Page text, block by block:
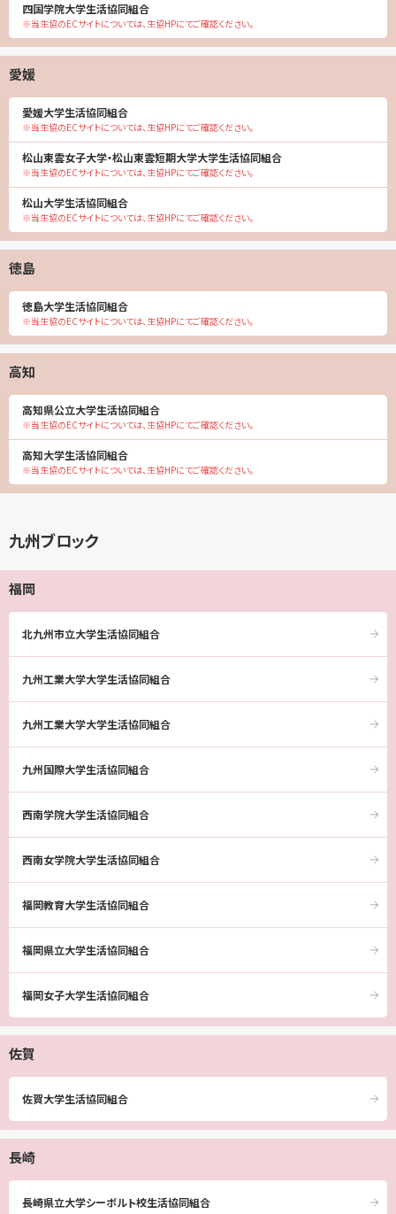
四国学院大学生活協同組合
※当生協のECサイトについては、生協HPにてご確認ください。
愛媛
愛媛大学生活協同組合
※当生協のECサイトについては、生協HPにてご確認ください。
松山東雲女子大学・松山東雲短期大学大学生活協同組合
※当生協のECサイトについては、生協HPにてご確認ください。
松山大学生活協同組合
※当生協のECサイトについては、生協HPにてご確認ください。
徳島
徳島大学生活協同組合
※当生協のECサイトについては、生協HPにてご確認ください。
高知
高知県公立大学生活協同組合
※当生協のECサイトについては、生協HPにてご確認ください。
高知大学生活協同組合
※当生協のECサイトについては、生協HPにてご確認ください。
九州ブロック
福岡
北九州市立大学生活協同組合
九州工業大学大学生活協同組合
九州工業大学大学生活協同組合
九州国際大学生活協同組合
西南学院大学生活協同組合
西南女学院大学生活協同組合
福岡教育大学生活協同組合
福岡県立大学生活協同組合
福岡女子大学生活協同組合
佐賀
佐賀大学生活協同組合
長崎
長崎県立大学シーボルト校生活協同組合